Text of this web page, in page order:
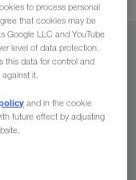
to process personal
that cookies may be
Google LLC and YouTube
level of data protection.
this data for control and
it.
and in the cookie
future effect by adjusting